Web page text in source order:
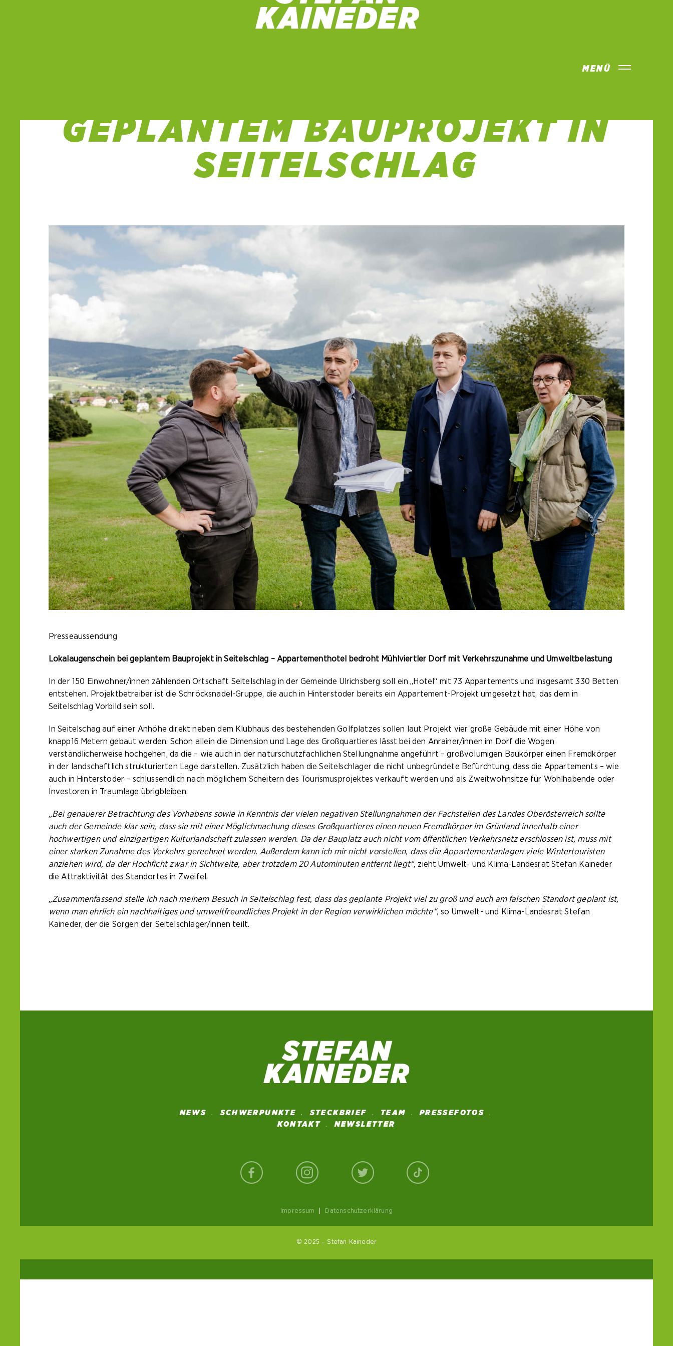
MENÜ
GEPLANTEM BAUPROJEKT IN
SEITELSCHLAG
Presseaussendung
Lokalaugenschein bei geplantem Bauprojekt in Seitelschlag – Appartementhotel bedroht Mühlviertler Dorf mit Verkehrszunahme und Umweltbelastung
In der 150 Einwohner/innen zählenden Ortschaft Seitelschlag in der Gemeinde Ulrichsberg soll ein „Hotel“ mit 73 Appartements und insgesamt 330 Betten
entstehen. Projektbetreiber ist die Schröcksnadel-Gruppe, die auch in Hinterstoder bereits ein Appartement-Projekt umgesetzt hat, das dem in
Seitelschlag Vorbild sein soll.
In Seitelschag auf einer Anhöhe direkt neben dem Klubhaus des bestehenden Golfplatzes sollen laut Projekt vier große Gebäude mit einer Höhe von
knapp16 Metern gebaut werden. Schon allein die Dimension und Lage des Großquartieres lässt bei den Anrainer/innen im Dorf die Wogen
verständlicherweise hochgehen, da die – wie auch in der naturschutzfachlichen Stellungnahme angeführt – großvolumigen Baukörper einen Fremdkörper
in der landschaftlich strukturierten Lage darstellen. Zusätzlich haben die Seitelschlager die nicht unbegründete Befürchtung, dass die Appartements – wie
auch in Hinterstoder – schlussendlich nach möglichem Scheitern des Tourismusprojektes verkauft werden und als Zweitwohnsitze für Wohlhabende oder
Investoren in Traumlage übrigbleiben.
„Bei genauerer Betrachtung des Vorhabens sowie in Kenntnis der vielen negativen Stellungnahmen der Fachstellen des Landes Oberösterreich sollte
auch der Gemeinde klar sein, dass sie mit einer Möglichmachung dieses Großquartieres einen neuen Fremdkörper im Grünland innerhalb einer
hochwertigen und einzigartigen Kulturlandschaft zulassen werden. Da der Bauplatz auch nicht vom öffentlichen Verkehrsnetz erschlossen ist, muss mit
einer starken Zunahme des Verkehrs gerechnet werden. Außerdem kann ich mir nicht vorstellen, dass die Appartementanlagen viele Wintertouristen
anziehen wird, da der Hochficht zwar in Sichtweite, aber trotzdem 20 Autominuten entfernt liegt“, zieht Umwelt- und Klima-Landesrat Stefan Kaineder
die Attraktivität des Standortes in Zweifel.
„Zusammenfassend stelle ich nach meinem Besuch in Seitelschlag fest, dass das geplante Projekt viel zu groß und auch am falschen Standort geplant ist,
wenn man ehrlich ein nachhaltiges und umweltfreundliches Projekt in der Region verwirklichen möchte“,so Umwelt- und Klima-Landesrat Stefan
Kaineder, der die Sorgen der Seitelschlager/innen teilt.
NEWS SCHWERPUNKTE STECKBRIEF TEAM
PRESSEFOTOS
KONTAKT
NEWSLETTER
Impressum Datenschutzerklärung
© 2025 – Stefan Kaineder